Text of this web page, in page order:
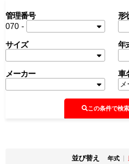
管理番号
070 -
形
サイズ
年
メーカー 車
この条件で検
並び替え 年式